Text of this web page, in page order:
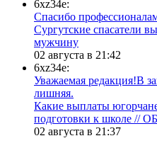
6xz34e:
Спасибо
Сургутские спасатели
мужчину
02 августа в 21:42
6xz34e:
Уважаемая редакция!В
лишняя.
Какие выплаты
подготовки к школе //
02 августа в 21:37